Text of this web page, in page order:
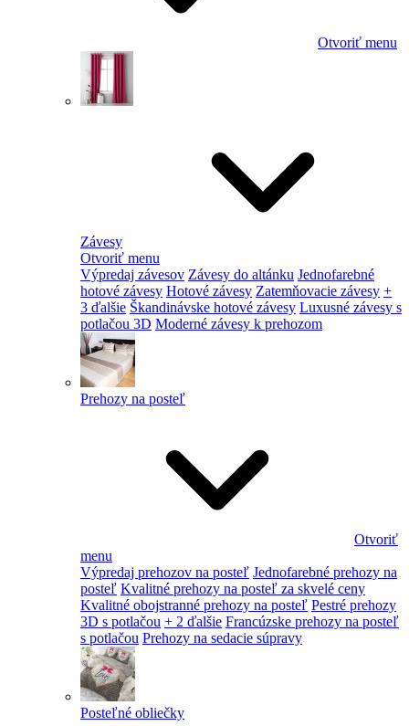
Otvoriť menu
Závesy
Otvoriť menu
Výpredaj závesov Závesy do altánku Jednofarebné
hotové závesy Hotové závesy Zatemňovacie závesy +
3 ďalšie Škandinávske hotové závesy Luxusné závesy s
potlačou 3D Moderné závesy k prehozom
Prehozy na posteľ
Otvoriť
menu
Výpredaj prehozov na posteľ Jednofarebné prehozy na
posteľ Kvalitné prehozy na posteľ za skvelé ceny
Kvalitné obojstranné prehozy na posteľ Pestré prehozy
3D s potlačou + 2 ďalšie Francúzske prehozy na posteľ
s potlačou Prehozy na sedacie súpravy
Posteľné obliečky